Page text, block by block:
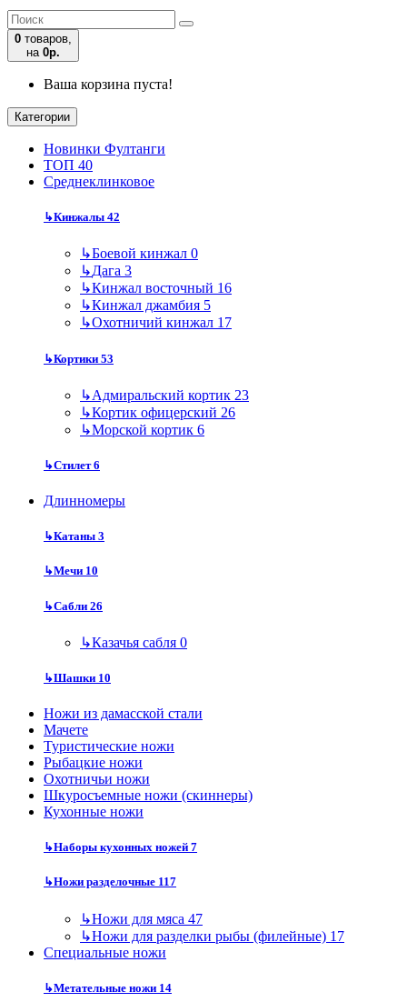
0 товаров,
на 0р.
Ваша корзина пуста!
Категории
Новинки Фултанги
ТОП 40
Среднеклинковое
↳Кинжалы 42
↳Боевой кинжал 0
↳Дага 3
↳Кинжал восточный 16
↳Кинжал джамбия 5
↳Охотничий кинжал 17
↳Кортики 53
↳Адмиральский кортик 23
↳Кортик офицерский 26
↳Морской кортик 6
↳Стилет6
Длинномеры
↳Катаны 3
↳Мечи 10
↳Сабли 26
↳Казачья сабля 0
↳Шашки 10
Ножи из дамасской стали
Мачете
Туристические ножи
Рыбацкие ножи
Охотничьи ножи
Шкуросъемные ножи (скиннеры)
Кухонные ножи
↳Наборы кухонных ножей 7
↳Ножи разделочные 117
↳Ножи для мяса 47
↳Ножи для разделки рыбы (филейные) 17
Специальные ножи
↳Метательные ножи 14